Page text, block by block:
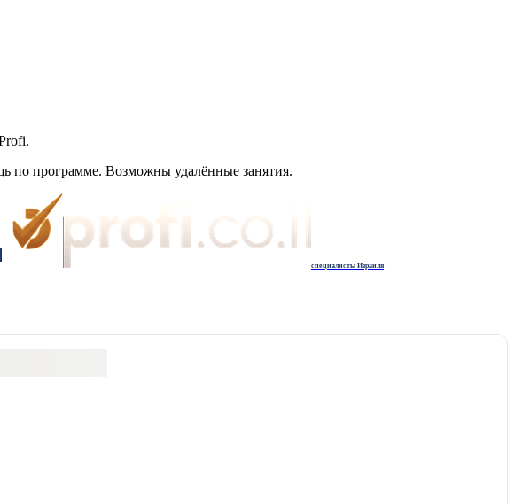
по программе. Возможны удалённые занятия.
специалисты Израиля